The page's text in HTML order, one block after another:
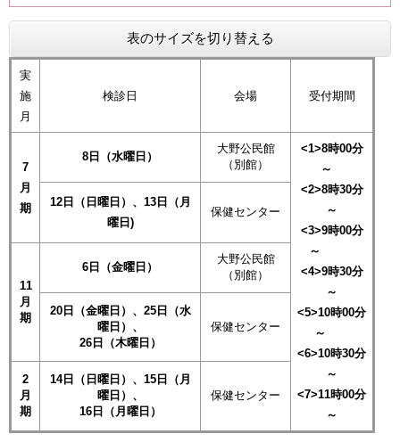
表のサイズを切り替える
実
施
月
検診日 会場 受付期間
7
月
期
8日（水曜日）
大野公民館
（別館）
<1>8時00分
～
<2>8時30分
～
<3>9時00分
～
<4>9時30分
～
<5>10時00分
～
<6>10時30分
～
<7>11時00分
～
12日（日曜日）、13日（月
曜日)
保健センター
11
月
期
6日（金曜日）
大野公民館
（別館）
20日（金曜日）、25日（水
曜日）、
26日（木曜日）
保健センター
2
月
期
14日（日曜日）、15日（月
曜日）、
16日（月曜日）
保健センター